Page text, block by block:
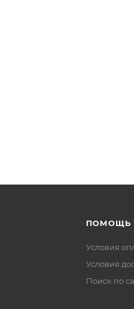
ПОМОЩЬ
Условия
Условия
Поиск по